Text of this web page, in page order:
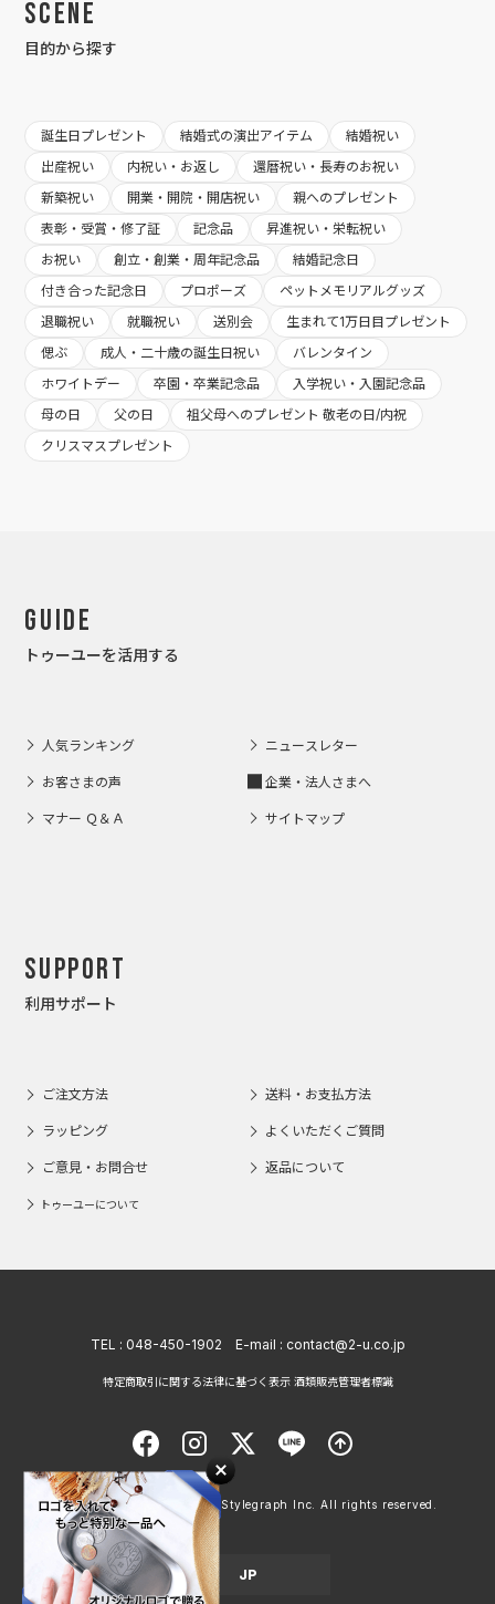
Scene
目的から探す
誕生日プレゼント 結婚式の演出アイテム
結婚祝い
出産祝い
内祝い・お返し
還暦祝い・長寿のお祝い
新築祝い
開業・開院・開店祝い
親へのプレゼント
表彰・受賞・修了証
記念品
昇進祝い・栄転祝い
お祝い
創立・創業・周年記念品
結婚記念日
付き合った記念日
プロポーズ
ペットメモリアルグッズ
退職祝い
就職祝い 送別会
生まれて1万日目プレゼント
偲ぶ
成人・二十歳の誕生日祝い
バレンタイン
ホワイトデー
卒園・卒業記念品
入学祝い・入園記念品
母の日
父の日
祖父母へのプレゼント 敬老の日/内祝
クリスマスプレゼント
Guide
トゥーユーを活用する
人気ランキング ニュースレター
お客さまの声 企業・法人さまへ
マナー Ｑ＆Ａ サイトマップ
Support
利用サポート
ご注文方法 送料・お支払方法
ラッピング よくいただくご質問
ご意見・お問合せ 返品について
トゥーユーについて
TEL : 048-450-1902 E-mail : contact@2-u.co.jp
特定商取引に関する法律に基づく表示 酒類販売管理者標識
Copyright © 1998 - 2026 Stylegraph Inc. All rights reserved.
JP